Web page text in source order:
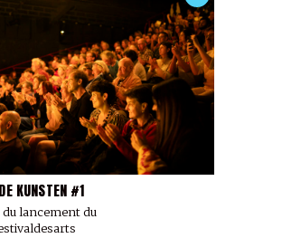
KUNSTEN #1
du lancement du